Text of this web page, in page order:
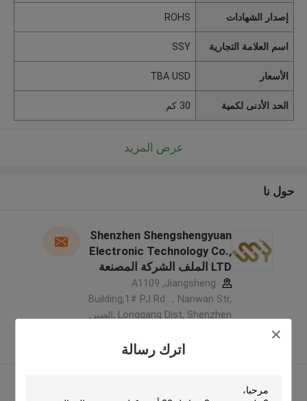
اترك رسالة
إصدار الشهادات ROHS
اسم العلامة التجارية SSY
الأسعار TBA USD
الحد الأدنى لكمية 30 كم
عرض المزيد
حول نا
Shenzhen Shengshengyuan
Electronic Technology Co.,
LTD الملف الشركة المصنعة
A1109 ,Jiangsheng
Building,1# PJ Rd ，Nanwan Str,
Longgang Dist, Shenzhen ,الصين
يدقّق ممون